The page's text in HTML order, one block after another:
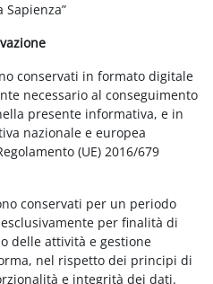
Sapienza”
conservati in formato digitale
necessario al conseguimento
presente informativa, e in
nazionale e europea
(UE) 2016/679
conservati per un periodo
per finalità di
delle attività e gestione
nel rispetto dei principi di
e integrità dei dati.